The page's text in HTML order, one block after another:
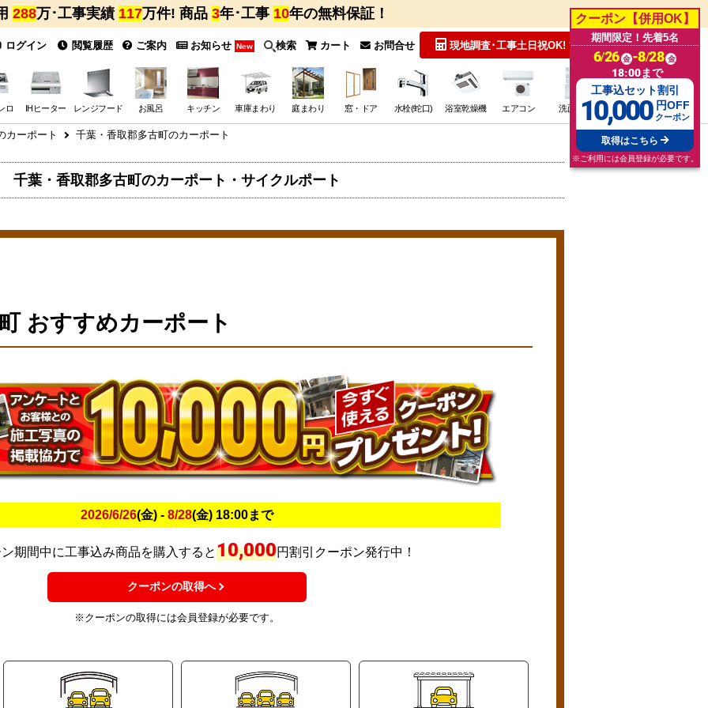
288万･工事実績 117万件! 商品 3年･工事 10年の無料保証！
ログイン 閲覧履歴 ご案内 お知らせ New 検索 カート お問合せ 現地調査･工事土日祝OK! 無料見積
ロ IHヒーター レンジフード お風呂 キッチン 車庫まわり 庭まわり 窓・ドア 水栓(蛇口) 浴室乾燥機 エアコン 洗面台 その他･特価
カーポート 千葉・香取郡多古町のカーポート
千葉・香取郡多古町のカーポート・サイクルポート
おすすめカーポート
2026/6/26(金) - 8/28(金) 18:00まで
期間中に工事込み商品を購入すると10,000円割引クーポン発行中！
クーポンの取得へ
※クーポンの取得には会員登録が必要です。
クーポン【併用OK】
期間限定！先着5名
6/26 金 -8/28 金
18:00まで
工事込セット割引
10,000 円OFF
クーポン
取得はこちら
※ご利用には会員登録が必要です。